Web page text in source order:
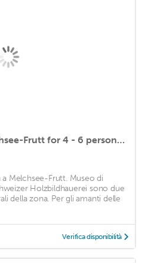
Holiday apartment Melchsee-Frutt for 4 - 6 persons with 1 bedroom - Holiday apartment
Melchsee-Frutt. Museo di
Holzbildhauerei sono due
della zona. Per gli amanti delle
Verifica disponibilità